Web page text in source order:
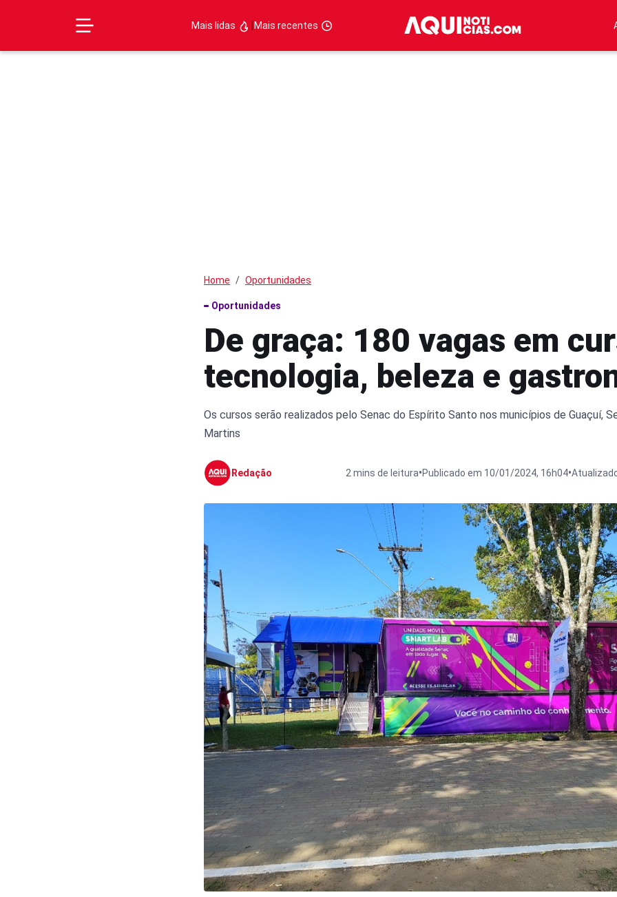
Mais lidas |Mais recentes
Home Oportunidades
Oportunidades
De graça: 180 vagas em
tecnologia, beleza e
Os cursos serão realizados pelo Senac do Espírito Santo nos municípios de Guaçuí,
Martins
Redação 2 mins de leitura•Publicado em 10/01/2024, 16h04•